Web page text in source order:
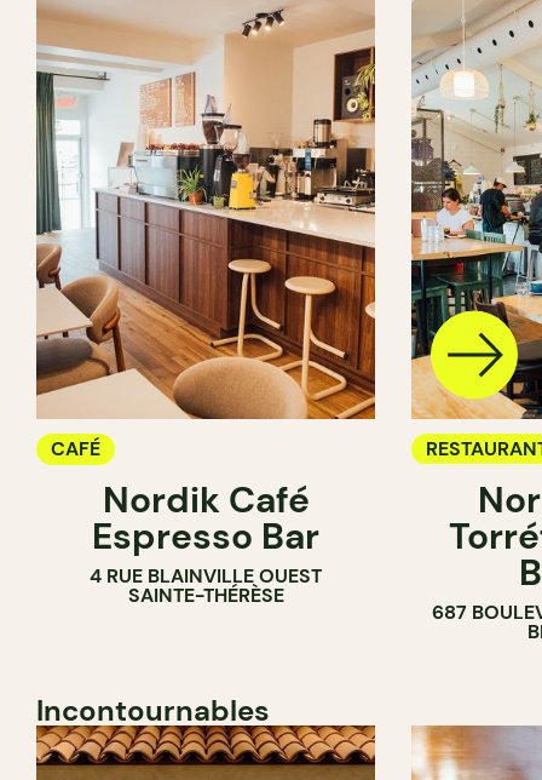
CAFÉ
Nordik Café
Espresso Bar
4 RUE BLAINVILLE OUEST
SAINTE-THÉRÈSE
687
Incontournables